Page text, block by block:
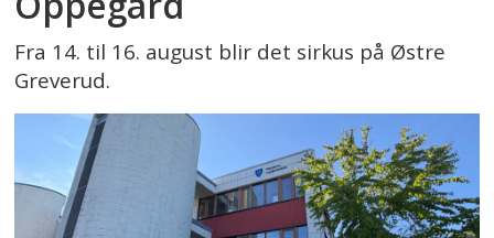
Fra 14. til 16. august blir det sirkus på Østre
Greverud.